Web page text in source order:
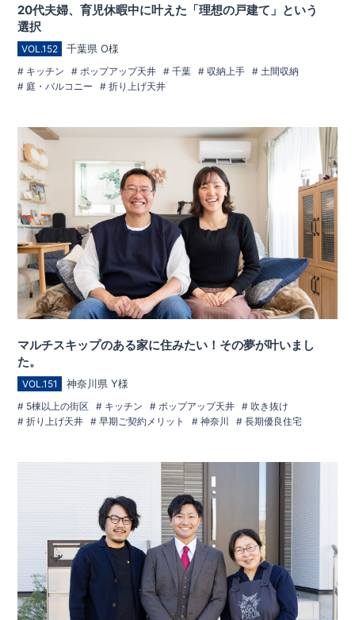
20代夫婦、育児休暇中に叶えた「理想の戸建て」という
選択
VOL.152 千葉県 O様
キッチン ポップアップ天井 千葉 収納上手
土間収納
庭・バルコニー
折り上げ天井
マルチスキップのある家に住みたい！その夢が叶いまし
た。
VOL.151 神奈川県 Y様
5棟以上の街区 キッチン ポップアップ天井
吹き抜け
折り上げ天井
早期ご契約メリット 神奈川 長期優良住宅